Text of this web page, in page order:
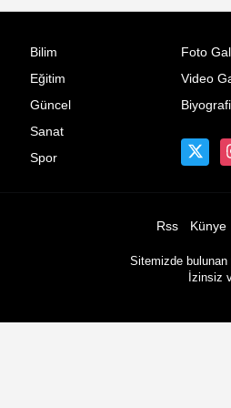
Bilim
Eğitim
Güncel
Sanat
Spor
Foto
Video
Rss Künye
Sitemizde bulunan
İzinsiz